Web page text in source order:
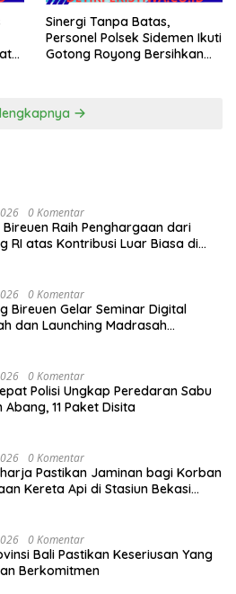
Sinergi Tanpa Batas,
Personel Polsek Sidemen Ikuti
Gotong Royong Bersihkan
0 Komentar
Raih Penghargaan dari
RI atas Kontribusi Luar Biasa di
0 Komentar
Bireuen Gelar Seminar Digital
dan Launching Madrasah
0 Komentar
Polisi Ungkap Peredaran Sabu
Abang, 11 Paket Disita
0 Komentar
Pastikan Jaminan bagi Korban
Kereta Api di Stasiun Bekasi
0 Komentar
Bali Pastikan Keseriusan Yang
Berkomitmen